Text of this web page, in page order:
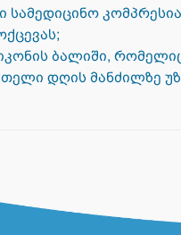
სამედიცინო
ბალიში,
დღის მანძილზე